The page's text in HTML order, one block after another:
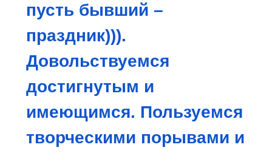
пусть бывший –
праздник))).
Довольствуемся
достигнутым и
имеющимся. Пользуемся
творческими порывами и